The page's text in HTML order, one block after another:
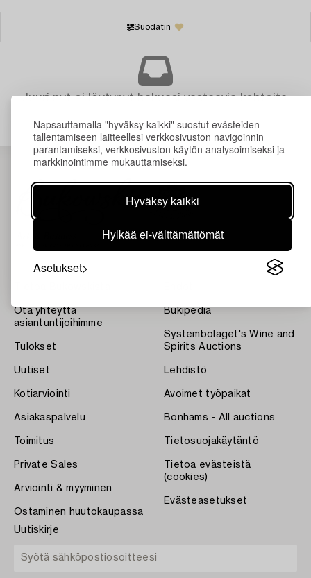
Napsauttamalla "hyväksy kaikki" suostut evästeiden
tallentamiseen laitteellesi verkkosivuston navigoinnin
parantamiseksi, verkkosivuston käytön analysoimiseksi ja
markkinointimme mukauttamiseksi.
Hyväksy kaikki
Hylkää ei-välttämättömät
Asetukset
Suodatin
Juuri nyt ei löytynyt hakuasi vastaavia kohteita.
Ota yhteyttä
asiantuntijoihimme
Tulokset
Uutiset
Kotiarviointi
Asiakaspalvelu
Toimitus
Private Sales
Arviointi & myyminen
Ostaminen huutokaupassa
Bukipedia
Systembolaget's Wine and
Spirits Auctions
Lehdistö
Avoimet työpaikat
Bonhams - All auctions
Tietosuojakäytäntö
Tietoa evästeistä
(cookies)
Evästeasetukset
Uutiskirje